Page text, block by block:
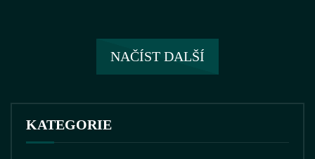
NAČÍST DALŠÍ
KATEGORIE